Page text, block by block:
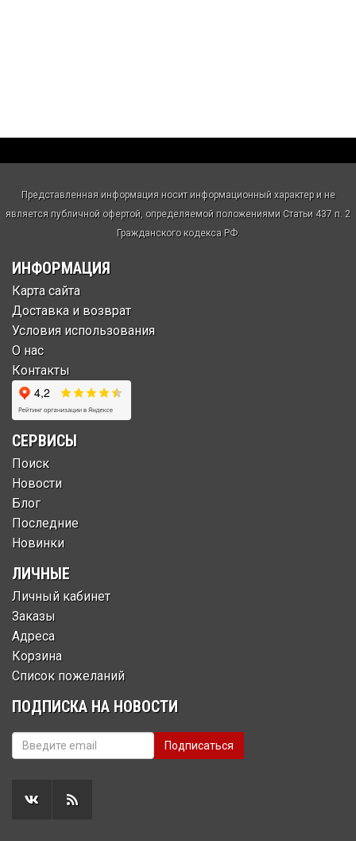
Представленная информация носит информационный характер и не
является публичной офертой, определяемой положениями Статьи 437 п. 2
Гражданского кодекса РФ.
ИНФОРМАЦИЯ
Карта сайта
Доставка и возврат
Условия использования
О нас
Контакты
СЕРВИСЫ
Поиск
Новости
Блог
Последние
Новинки
ЛИЧНЫЕ
Личный кабинет
Заказы
Адреса
Корзина
Список пожеланий
ПОДПИСКА НА НОВОСТИ